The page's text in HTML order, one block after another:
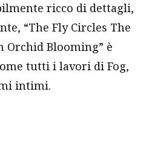
ricco di dettagli,
“The Fly Circles The
Orchid Blooming” è
tutti i lavori di Fog,
intimi.